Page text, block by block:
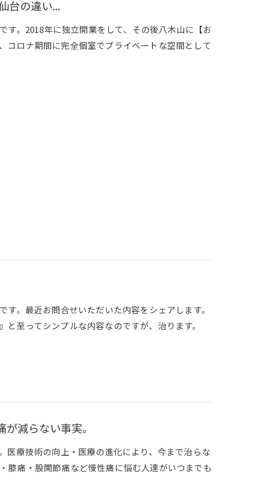
台の違い...
。2018年に独立開業をして、その後八木山に【お
コロナ期間に完全個室でプライベートな空間として
。最近お問合せいただいた内容をシェアします。
と至ってシンプルな内容なのですが、治ります。
減らない事実。
療技術の向上・医療の進化により、今まで治らな
膝痛・股関節痛など慢性痛に悩む人達がいつまでも